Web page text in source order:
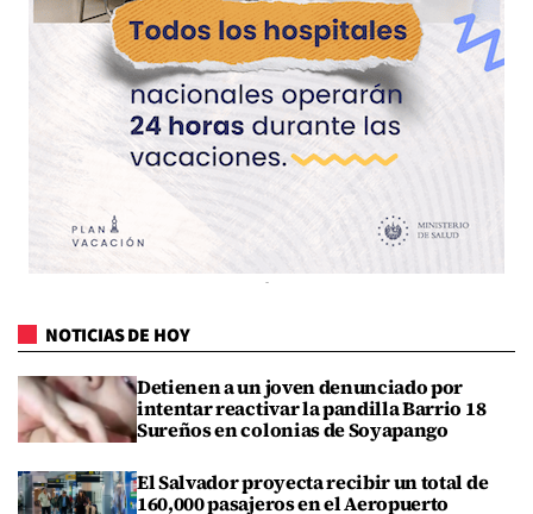
NOTICIAS DE HOY
Detienen a un joven denunciado por
intentar reactivar la pandilla Barrio 18
Sureños en colonias de Soyapango
El Salvador proyecta recibir un total de
160,000 pasajeros en el Aeropuerto